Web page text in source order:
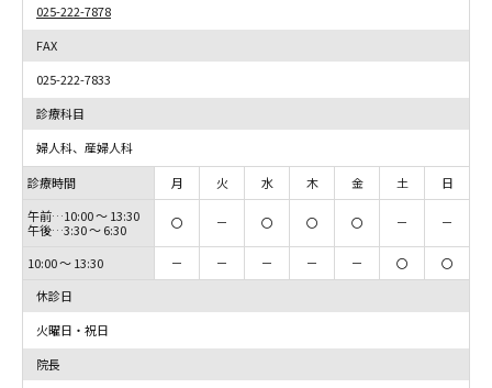
025-222-7878
FAX
025-222-7833
診療科目
婦人科、産婦人科
診療時間
月 火 水 木 金 土
日
午前…10:00 ～ 13:30
午後…3:30 ～ 6:30
〇 － 〇 〇 〇 － －
10:00 ～ 13:30 － － － － － 〇
〇
休診日
火曜日・祝日
院長